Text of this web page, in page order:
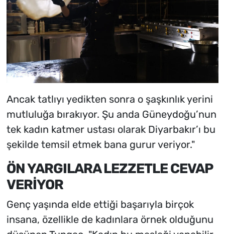
Ancak tatlıyı yedikten sonra o şaşkınlık yerini
mutluluğa bırakıyor. Şu anda Güneydoğu’nun
tek kadın katmer ustası olarak Diyarbakır’ı bu
şekilde temsil etmek bana gurur veriyor."
ÖN YARGILARA LEZZETLE CEVAP
VERİYOR
Genç yaşında elde ettiği başarıyla birçok
insana, özellikle de kadınlara örnek olduğunu